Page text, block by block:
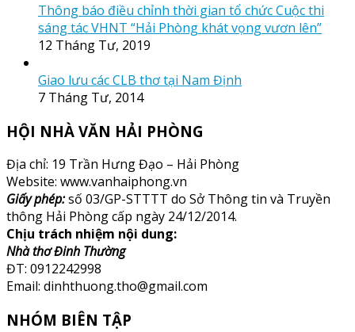
Thông báo điều chỉnh thời gian tổ chức Cuộc thi
sáng tác VHNT “Hải Phòng khát vọng vươn lên”
12 Tháng Tư, 2019
Giao lưu các CLB thơ tại Nam Định
7 Tháng Tư, 2014
HỘI NHÀ VĂN HẢI PHÒNG
Địa chỉ: 19 Trần Hưng Đạo – Hải Phòng
Website: www.vanhaiphong.vn
Giấy phép:số 03/GP-STTTT do Sở Thông tin và Truyền
thông Hải Phòng cấp ngày 24/12/2014.
Chịu trách nhiệm nội dung:
Nhà thơ Đinh Thường
ĐT: 0912242998
Email: dinhthuong.tho@gmail.com
NHÓM BIÊN TẬP